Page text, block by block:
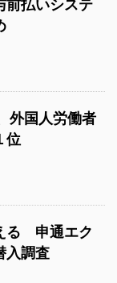
前払いシステ
外国人労働者
位
る 申通エク
入調査